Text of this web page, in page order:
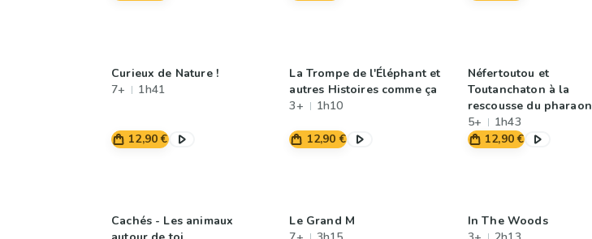
Curieux de Nature !
7+
1h41
12,90 €
La Trompe de l'Éléphant et
autres Histoires comme ça
3+
1h10
12,90 €
Néfertoutou et
Toutanchaton à la
rescousse du pharaon
5+
1h43
12,90 €
Cachés - Les animaux
Le Grand M
In The Woods